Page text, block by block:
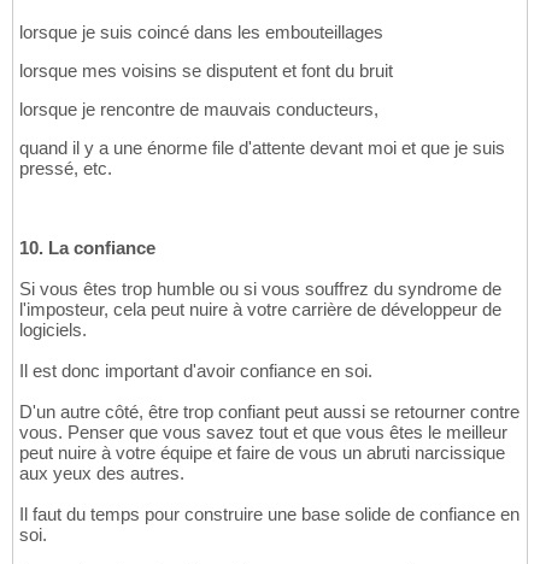
lorsque je suis coincé dans les embouteillages
lorsque mes voisins se disputent et font du bruit
lorsque je rencontre de mauvais conducteurs,
quand il y a une énorme file d'attente devant moi et que je suis
pressé, etc.
10. La confiance
Si vous êtes trop humble ou si vous souffrez du syndrome de
l'imposteur, cela peut nuire à votre carrière de développeur de
logiciels.
Il est donc important d'avoir confiance en soi.
D'un autre côté, être trop confiant peut aussi se retourner contre
vous. Penser que vous savez tout et que vous êtes le meilleur
peut nuire à votre équipe et faire de vous un abruti narcissique
aux yeux des autres.
Il faut du temps pour construire une base solide de confiance en
soi.